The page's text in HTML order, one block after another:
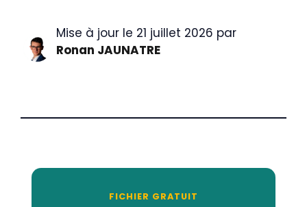
Mise à jour le 21 juillet 2026 par
Ronan JAUNATRE
FICHIER GRATUIT